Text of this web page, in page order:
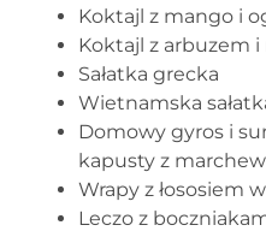
Koktajl z mango i
Koktajl z arbuzem
Sałatka grecka
Wietnamska
Domowy gyros i
kapusty z
Wrapy z łososiem
Leczo z